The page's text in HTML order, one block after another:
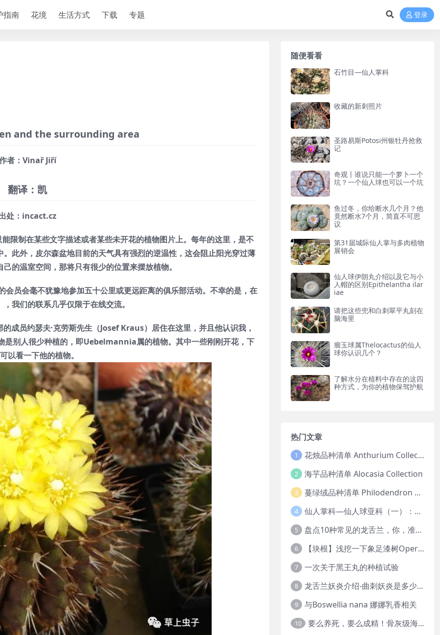
指南 花境 生活方式 下载 专题 登录
and the surrounding area
者：Vinař Jiří
翻译：凯
处：incact.cz
制在某些文字描述或者某些未开花的植物图片上。每年的这里，是不
此外，皮尔森盆地目前的天气具有强烈的逆温性，这会阻止阳光穿过薄
的温室空间，那将只有很少的位置来摆放植物。
员会毫不犹豫地参加五十公里或更远距离的俱乐部活动。不幸的是，在
我们的联系几乎仅限于在线交流。
约瑟夫·克劳斯先生（Josef Kraus）居住在这里，并且他认识我，
是别人很少种植的，即Uebelmannia属的植物。其中一些刚刚开花，下
以看一下他的植物。
随便看看
石竹目—仙人掌科
收藏的新刺照片
圣路易斯Potosi州银牡丹抢救
记
奇观丨谁说只能一个萝卜一个
坑？一个仙人球也可以一个坑
鱼过冬，你给断水几个月？他
竟然断水7个月，简直不可思
议
第31届城际仙人掌与多肉植物
展销会
仙人球伊朗丸介绍以及它与小
人帽的区别Epithelantha ilar
iae
请把这些兜和白刺翠平丸刻在
脑海里
瘤玉球属Thelocactus的仙人
球你认识几个？
了解水分在植料中存在的这四
种方式，为你的植物保驾护航
热门文章
1 花烛品种清单 Anthurium Collection
2 海芋品种清单 Alocasia Collection
3 蔓绿绒品种清单 Philodendron Collection
4 仙人掌科—仙人球亚科（一）：岩牡丹
5 盘点10种常见的龙舌兰，你，准备好入坑了吗？
6 【块根】浅挖一下象足漆树Operculicarya pachypus
7 一次关于黑王丸的种植试验
8 龙舌兰妖炎介绍-曲刺妖炎是多少人的梦中情人？
9 与Boswellia nana 娜娜乳香相关
10 要么养死，要么成精！骨灰级海芋养护攻略